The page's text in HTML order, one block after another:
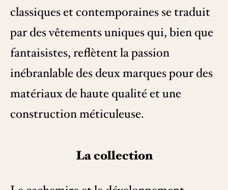
classiques et contemporaines se traduit
par des vêtements uniques qui, bien que
fantaisistes, reflètent la passion
inébranlable des deux marques pour des
matériaux de haute qualité et une
construction méticuleuse.
La collection